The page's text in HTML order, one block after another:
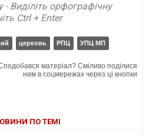
Виділіть орфографічну
Ctrl + Enter
церковь РПЦ УПЦ МП
матеріал? Сміливо поділися
ним в соцмережах через ці кнопки
ПО ТЕМІ